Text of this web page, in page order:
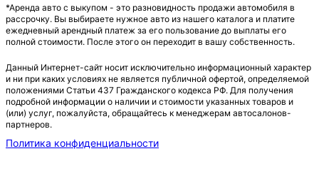
*Аренда авто с выкупом - это разновидность продажи автомобиля в
рассрочку. Вы выбираете нужное авто из нашего каталога и платите
ежедневный арендный платеж за его пользование до выплаты его
полной стоимости. После этого он переходит в вашу собственность.
Данный Интернет-сайт носит исключительно информационный характер
и ни при каких условиях не является публичной офертой, определяемой
положениями Статьи 437 Гражданского кодекса РФ. Для получения
подробной информации о наличии и стоимости указанных товаров и
(или) услуг, пожалуйста, обращайтесь к менеджерам автосалонов-
партнеров.
Политика конфиденциальности